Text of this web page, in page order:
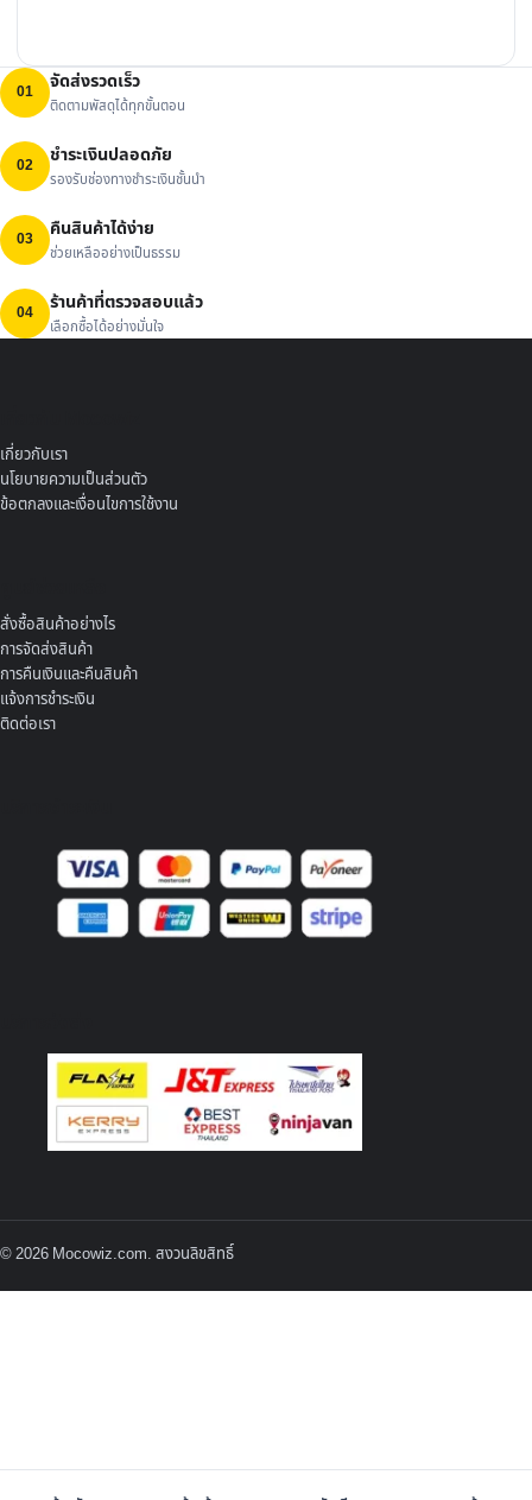
01 จัดส่งรวดเร็ว
ติดตามพัสดุได้ทุกขั้นตอน
02 ชำระเงินปลอดภัย
รองรับช่องทางชำระเงินชั้นนำ
03 คืนสินค้าได้ง่าย
ช่วยเหลืออย่างเป็นธรรม
04 ร้านค้าที่ตรวจสอบแล้ว
เลือกซื้อได้อย่างมั่นใจ
เกี่ยวกับเรา
นโยบายความเป็นส่วนตัว
ข้อตกลงและเงื่อนไขการใช้งาน
สั่งซื้อสินค้าอย่างไร
การจัดส่งสินค้า
การคืนเงินและคืนสินค้า
แจ้งการชำระเงิน
ติดต่อเรา
© 2026 Mocowiz.com. สงวนลิขสิทธิ์